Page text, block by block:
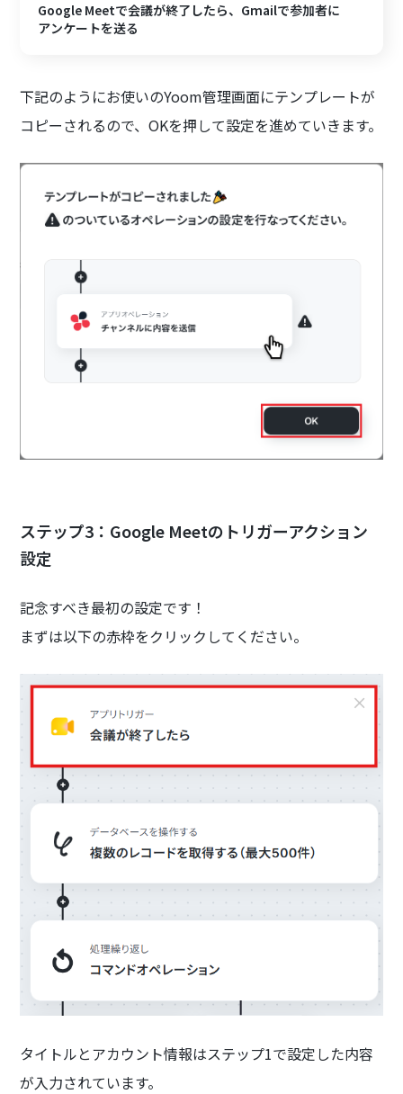
Google Meetで会議が終了したら、Gmailで参加者に
アンケートを送る
下記のようにお使いのYoom管理画面にテンプレートが
コピーされるので、OKを押して設定を進めていきます。
ステップ3：Google Meetのトリガーアクション
設定
記念すべき最初の設定です！
まずは以下の赤枠をクリックしてください。
タイトルとアカウント情報はステップ1で設定した内容
が入力されています。